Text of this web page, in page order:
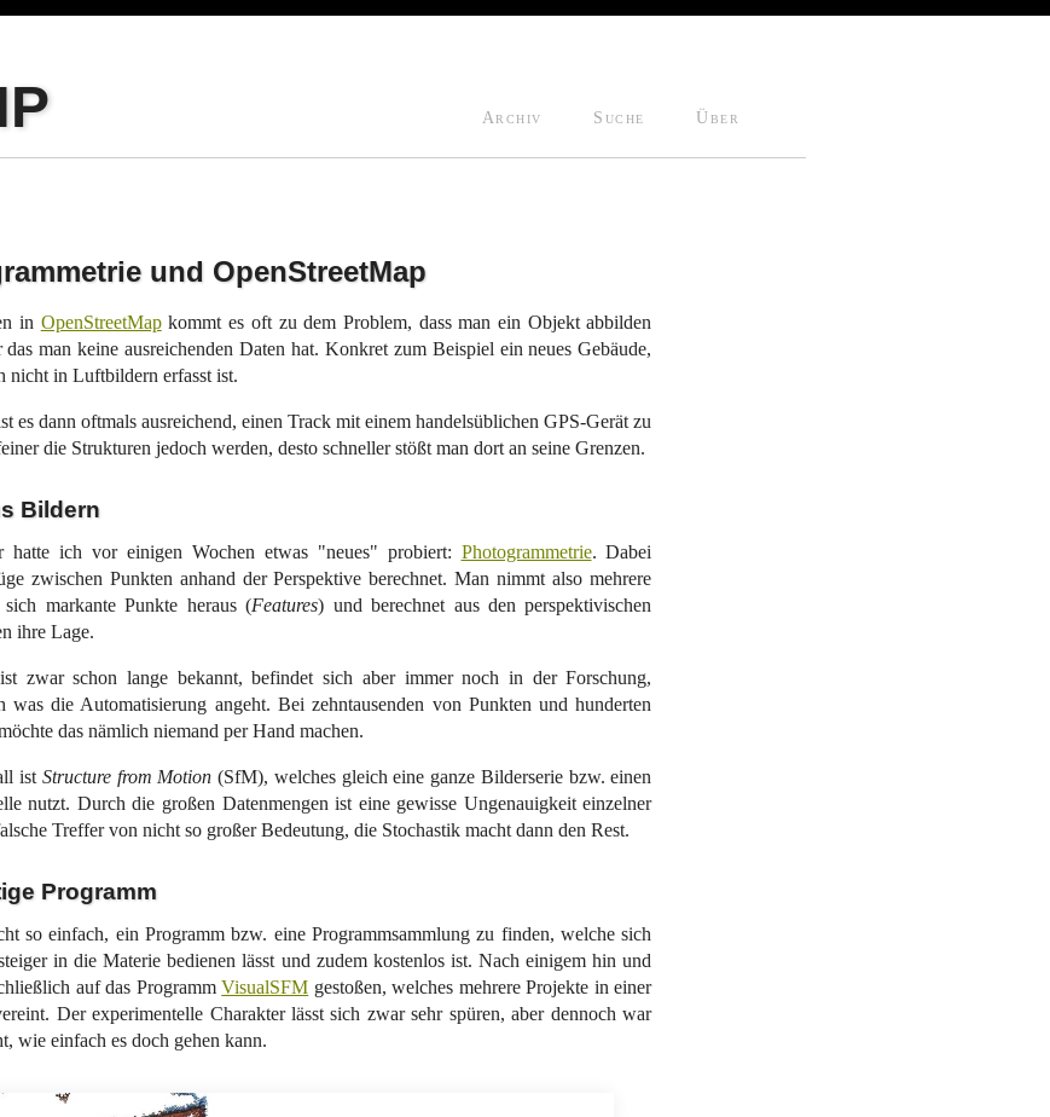
Archiv Suche Über
und OpenStreetMap
in OpenStreetMapkommt es oft zu dem Problem, dass man ein Objekt abbilden
das man keine ausreichenden Daten hat. Konkret zum Beispiel ein neues Gebäude,
nicht in Luftbildern erfasst ist.
es dann oftmals ausreichend, einen Track mit einem handelsüblichen GPS-Gerät zu
die Strukturen jedoch werden, desto schneller stößt man dort an seine Grenzen.
Bildern
hatte ich vor einigen Wochen etwas "neues" probiert: Photogrammetrie. Dabei
zwischen Punkten anhand der Perspektive berechnet. Man nimmt also mehrere
sich markante Punkte heraus (Features) und berechnet aus den perspektivischen
ihre Lage.
zwar schon lange bekannt, befindet sich aber immer noch in der Forschung,
was die Automatisierung angeht. Bei zehntausenden von Punkten und hunderten
das nämlich niemand per Hand machen.
ist Structure from Motion (SfM), welches gleich eine ganze Bilderserie bzw. einen
nutzt. Durch die großen Datenmengen ist eine gewisse Ungenauigkeit einzelner
Treffer von nicht so großer Bedeutung, die Stochastik macht dann den Rest.
Programm
so einfach, ein Programm bzw. eine Programmsammlung zu finden, welche sich
in die Materie bedienen lässt und zudem kostenlos ist. Nach einigem hin und
auf das ProgrammVisualSFM gestoßen, welches mehrere Projekte in einer
Der experimentelle Charakter lässt sich zwar sehr spüren, aber dennoch war
wie einfach es doch gehen kann.